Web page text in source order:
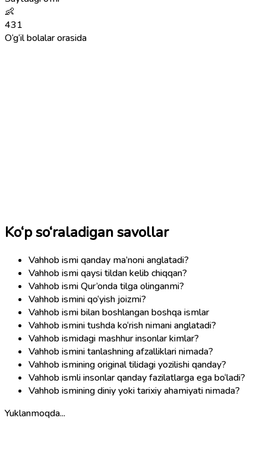
👶
431
O‘g‘il bolalar orasida
Ko‘p so‘raladigan savollar
Vahhob ismi qanday ma’noni anglatadi?
Vahhob ismi qaysi tildan kelib chiqqan?
Vahhob ismi Qur’onda tilga olinganmi?
Vahhob ismini qo‘yish joizmi?
Vahhob ismi bilan boshlangan boshqa ismlar
Vahhob ismini tushda ko‘rish nimani anglatadi?
Vahhob ismidagi mashhur insonlar kimlar?
Vahhob ismini tanlashning afzalliklari nimada?
Vahhob ismining original tilidagi yozilishi qanday?
Vahhob ismli insonlar qanday fazilatlarga ega bo‘ladi?
Vahhob ismining diniy yoki tarixiy ahamiyati nimada?
Yuklanmoqda...